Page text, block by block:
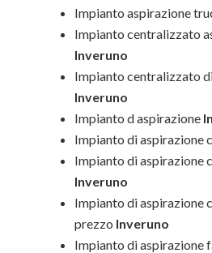
Impianto aspirazione
Impianto centralizzato
Inveruno
Impianto centralizzato
Inveruno
Impianto d aspirazione
Impianto di aspirazione
Impianto di aspirazione
Inveruno
Impianto di aspirazione
prezzo Inveruno
Impianto di aspirazione